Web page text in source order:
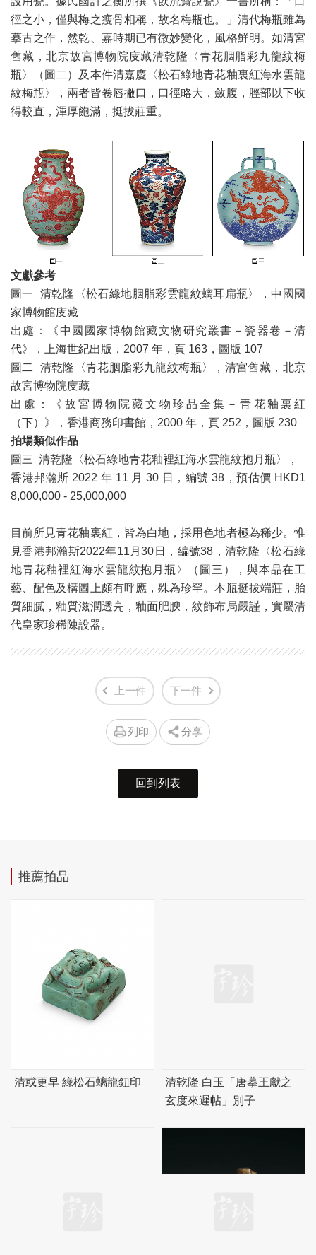
徑之小，僅與梅之瘦骨相稱，故名梅瓶也。」清代梅瓶雖為
摹古之作，然乾、嘉時期已有微妙變化，風格鮮明。如清宮
舊藏，北京故宮博物院庋藏清乾隆〈青花胭脂彩九龍紋梅
瓶〉（圖二）及本件清嘉慶〈松石綠地青花釉裏紅海水雲龍
紋梅瓶〉，兩者皆卷唇撇口，口徑略大，斂腹，脛部以下收
得較直，渾厚飽滿，挺拔莊重。
文獻參考
圖一 清乾隆〈松石綠地胭脂彩雲龍紋螭耳扁瓶〉，中國國
家博物館庋藏
出處：《中國國家博物館藏文物研究叢書－瓷器卷－清
代》，上海世紀出版，2007 年，頁 163，圖版 107
圖二 清乾隆〈青花胭脂彩九龍紋梅瓶〉，清宮舊藏，北京
故宮博物院庋藏
出處：《故宮博物院藏文物珍品全集－青花釉裏紅
（下）》，香港商務印書館，2000 年，頁 252，圖版 230
拍場類似作品
圖三 清乾隆〈松石綠地青花釉裡紅海水雲龍紋抱月瓶〉，
香港邦瀚斯 2022 年 11 月 30 日，編號 38，預估價 HKD1
8,000,000 - 25,000,000
目前所見青花釉裏紅，皆為白地，採用色地者極為稀少。惟
見香港邦瀚斯2022年11月30日，編號38，清乾隆〈松石綠
地青花釉裡紅海水雲龍紋抱月瓶〉（圖三），與本品在工
藝、配色及構圖上頗有呼應，殊為珍罕。本瓶挺拔端莊，胎
質細膩，釉質滋潤透亮，釉面肥腴，紋飾布局嚴謹，實屬清
代皇家珍稀陳設器。
上一件 下一件
列印 分享
回到列表
推薦拍品
清或更早 綠松石螭龍鈕印
清乾隆 白玉「唐摹王獻之
玄度來遲帖」別子